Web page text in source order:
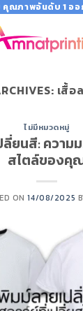
ณภาพอันดับ 1 ออ
เสื้อ
ไม่มีหมวดหมู่
ยนสี: ความ
สไตล์ของคุ
ON14/08/2025